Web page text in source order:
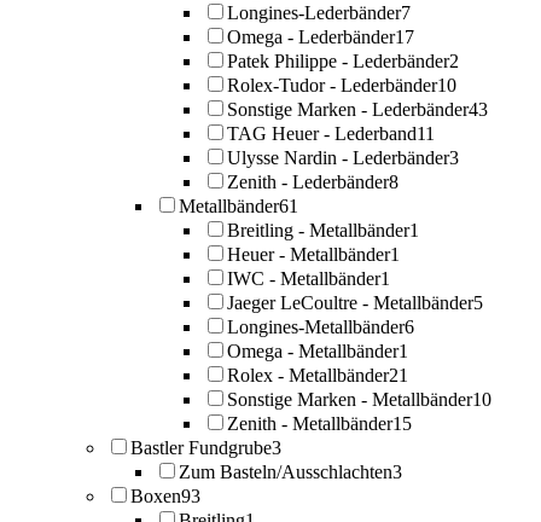
Longines-Lederbänder7
Omega - Lederbänder17
Patek Philippe - Lederbänder2
Rolex-Tudor - Lederbänder10
Sonstige Marken - Lederbänder43
TAG Heuer - Lederband11
Ulysse Nardin - Lederbänder3
Zenith - Lederbänder8
Metallbänder61
Breitling - Metallbänder1
Heuer - Metallbänder1
IWC - Metallbänder1
Jaeger LeCoultre - Metallbänder5
Longines-Metallbänder6
Omega - Metallbänder1
Rolex - Metallbänder21
Sonstige Marken - Metallbänder10
Zenith - Metallbänder15
Bastler Fundgrube3
Zum Basteln/Ausschlachten3
Boxen93